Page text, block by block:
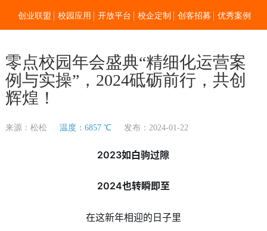
创业联盟 校园应用 开放平台 校企定制 创客招募 优秀案例
零点校园年会盛典“精细化运营案
例与实操”，2024砥砺前行，共创
辉煌！
来源：松松 温度：6857 ℃ 发布：2024-01-22
2023如白驹过隙
2024也转瞬即至
在这新年相迎的日子里